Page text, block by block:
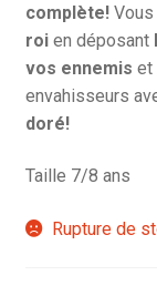
complète!Vous
roien déposant
vos ennemis et
envahisseurs
doré!
Taille 7/8 ans
Rupture de